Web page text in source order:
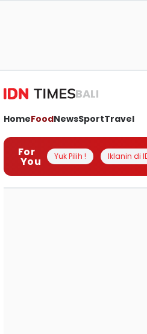
BALI
HomeFoodNewsSportTravel
For
You Yuk Pilih ! Iklanin di